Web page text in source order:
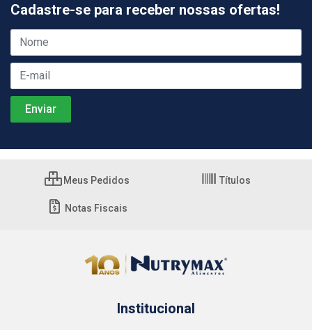
Cadastre-se para receber nossas ofertas!
Meus Pedidos Títulos
Notas Fiscais
Institucional